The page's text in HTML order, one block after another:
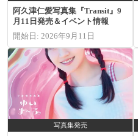
阿久津仁愛写真集『Transit』9
月11日発売＆イベント情報
開始日: 2026年9月11日
写真集発売